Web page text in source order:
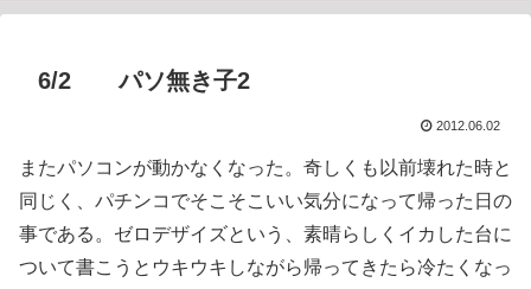
6/2 パソ無き子2
2012.06.02
またパソコンが動かなくなった。奇しくも以前壊れた時と
同じく、パチンコでそこそこいい気分になって帰った日の
事である。ゼロデザイズという、素晴らしくイカした台に
ついて書こうとウキウキしながら帰ってきたら冷たくなっ